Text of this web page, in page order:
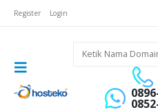
Register Login